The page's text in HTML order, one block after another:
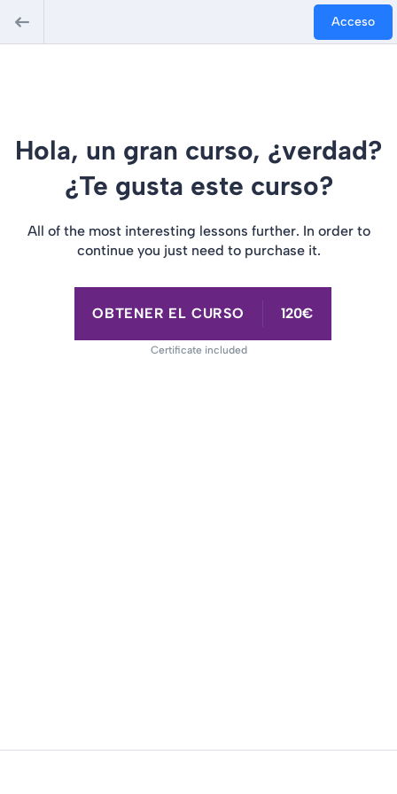
Acceso
Hola, un gran curso, ¿verdad?
¿Te gusta este curso?
All of the most interesting lessons further. In order to
continue you just need to purchase it.
OBTENER EL CURSO 120€
Certificate included